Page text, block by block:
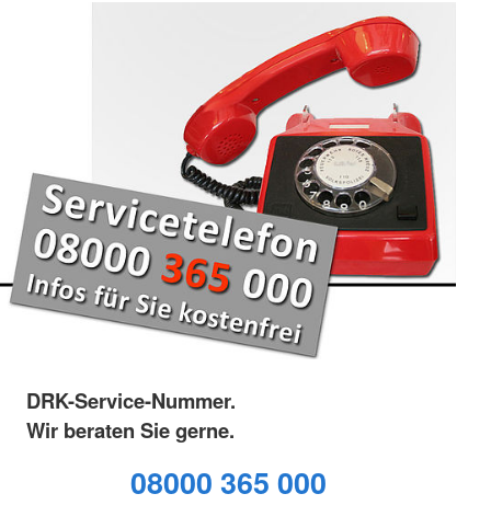
DRK-Service-Nummer.
Wir beraten Sie gerne.
08000 365 000